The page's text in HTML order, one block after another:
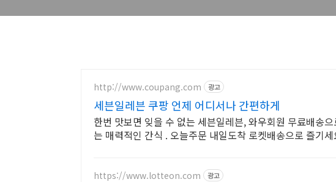
http://www.coupang.com 광고
세븐일레븐 쿠팡 언제 어디서나 간편하게
한번 맛보면 잊을 수 없는 세븐일레븐, 와우회원 무료배송
는 매력적인 간식 . 오늘주문 내일도착 로켓배송으로 즐기
https://www.lotteon.com 광고